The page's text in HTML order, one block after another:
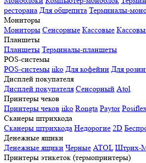
ресторана Для общепита Терминалы-
Мониторы
Мониторы Сенсорные Кассовые
Планшеты
Планшеты Терминалы-планшеты
POS-системы
POS-системы iiko Для кофейни Для
Дисплей покупателя
Дисплей покупателя Сенсорный Atol
Принтеры чеков
Принтеры чеков iiko Rongta Paytor
Сканеры штрихкода
Сканеры штрихкода Недорогие 2D
Денежные ящики
Денежные ящики Черные ATOL Штрих-
Принтеры этикеток (термопринтеры)